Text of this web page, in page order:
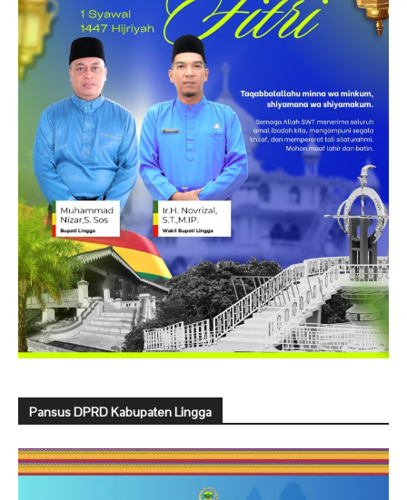
Pansus DPRD Kabupaten Lingga